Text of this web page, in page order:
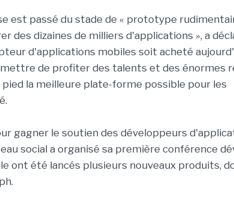
est passé du stade de « prototype
des dizaines de milliers d'applications », a
d'applications mobiles soit acheté
de profiter des talents et des énormes
la meilleure plate-forme possible pour les
gagner le soutien des développeurs
social a organisé sa première conférence
ont été lancés plusieurs nouveaux produits,